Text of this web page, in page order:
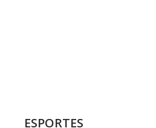
ESPORTES